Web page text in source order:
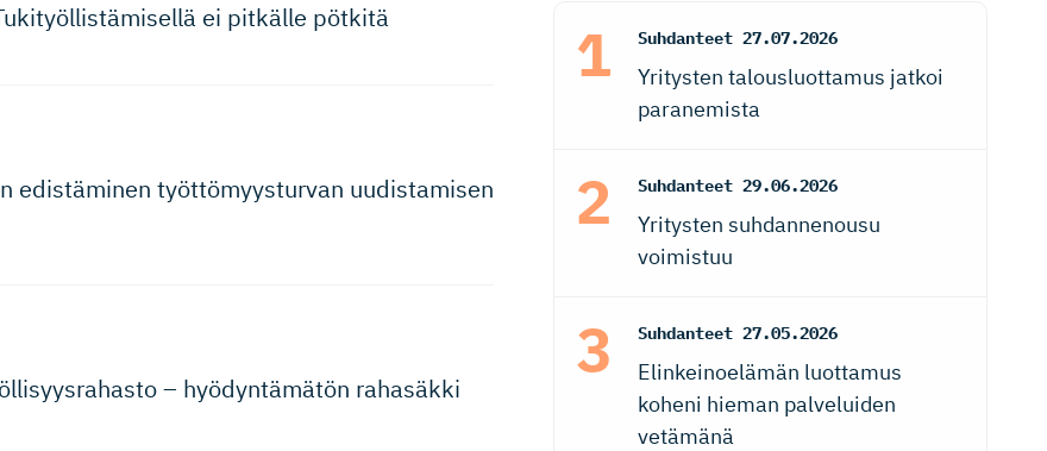
ei pitkälle pötkitä
edistäminen työttömyys­turvan uudistamisen
– hyödyntämätön rahasäkki
Suhdanteet 27.07.2026
Yritysten talousluottamus jatkoi
paranemista
Suhdanteet 29.06.2026
Yritysten suhdannenousu
voimistuu
Suhdanteet 27.05.2026
Elinkeinoelämän luottamus
koheni hieman palveluiden
vetämänä